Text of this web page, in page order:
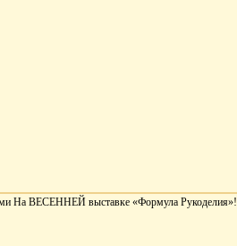
На ВЕСЕННЕЙ выставке «Формула Рукоделия»!